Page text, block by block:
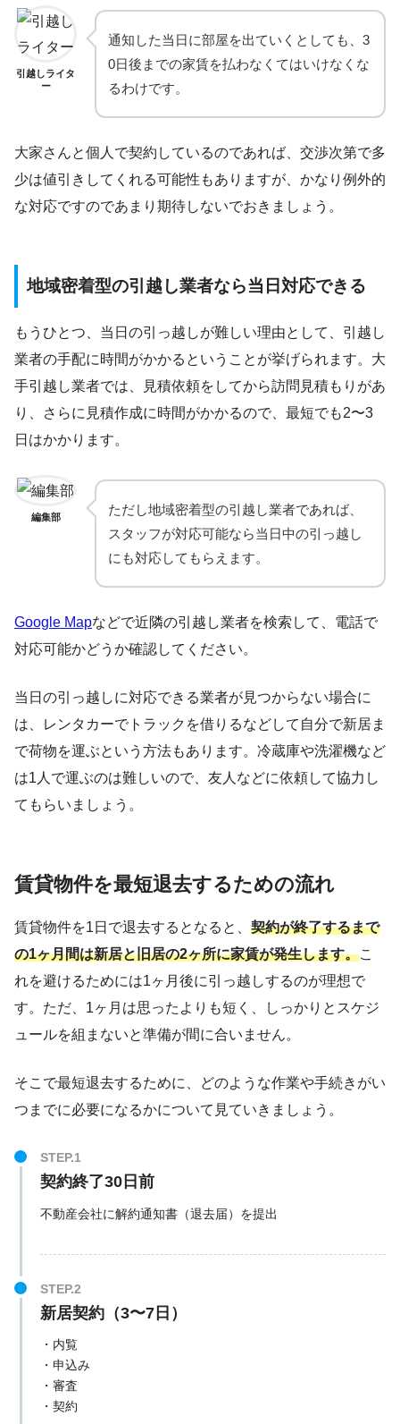
引越しライタ
ー
通知した当日に部屋を出ていくとしても、3
0日後までの家賃を払わなくてはいけなくな
るわけです。
大家さんと個人で契約しているのであれば、交渉次第で多
少は値引きしてくれる可能性もありますが、かなり例外的
な対応ですのであまり期待しないでおきましょう。
地域密着型の引越し業者なら当日対応できる
もうひとつ、当日の引っ越しが難しい理由として、引越し
業者の手配に時間がかかるということが挙げられます。大
手引越し業者では、見積依頼をしてから訪問見積もりがあ
り、さらに見積作成に時間がかかるので、最短でも2〜3
日はかかります。
編集部
ただし地域密着型の引越し業者であれば、
スタッフが対応可能なら当日中の引っ越し
にも対応してもらえます。
Google Mapなどで近隣の引越し業者を検索して、電話で
対応可能かどうか確認してください。
当日の引っ越しに対応できる業者が見つからない場合に
は、レンタカーでトラックを借りるなどして自分で新居ま
で荷物を運ぶという方法もあります。冷蔵庫や洗濯機など
は1人で運ぶのは難しいので、友人などに依頼して協力し
てもらいましょう。
賃貸物件を最短退去するための流れ
賃貸物件を1日で退去するとなると、 契約が終了するまで
の1ヶ月間は新居と旧居の2ヶ所に家賃が発生します。こ
れを避けるためには1ヶ月後に引っ越しするのが理想で
す。ただ、1ヶ月は思ったよりも短く、しっかりとスケジ
ュールを組まないと準備が間に合いません。
そこで最短退去するために、どのような作業や手続きがい
つまでに必要になるかについて見ていきましょう。
契約終了30日前
不動産会社に解約通知書（退去届）を提出
新居契約（3〜7日）
・内覧
・申込み
・審査
・契約